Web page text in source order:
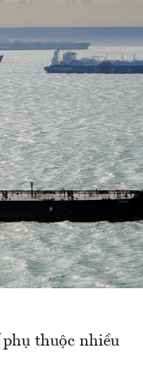
thuộc nhiều